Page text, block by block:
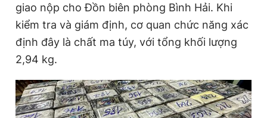
giao nộp cho Đồn biên phòng Bình Hải. Khi
kiểm tra và giám định, cơ quan chức năng xác
định đây là chất ma túy, với tổng khối lượng
2,94 kg.